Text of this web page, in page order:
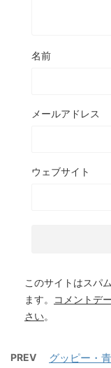
名前
メールアドレス
ウェブサイト
このサイトはスパ
ます。
コメントデ
さい。
PREV グッピー・